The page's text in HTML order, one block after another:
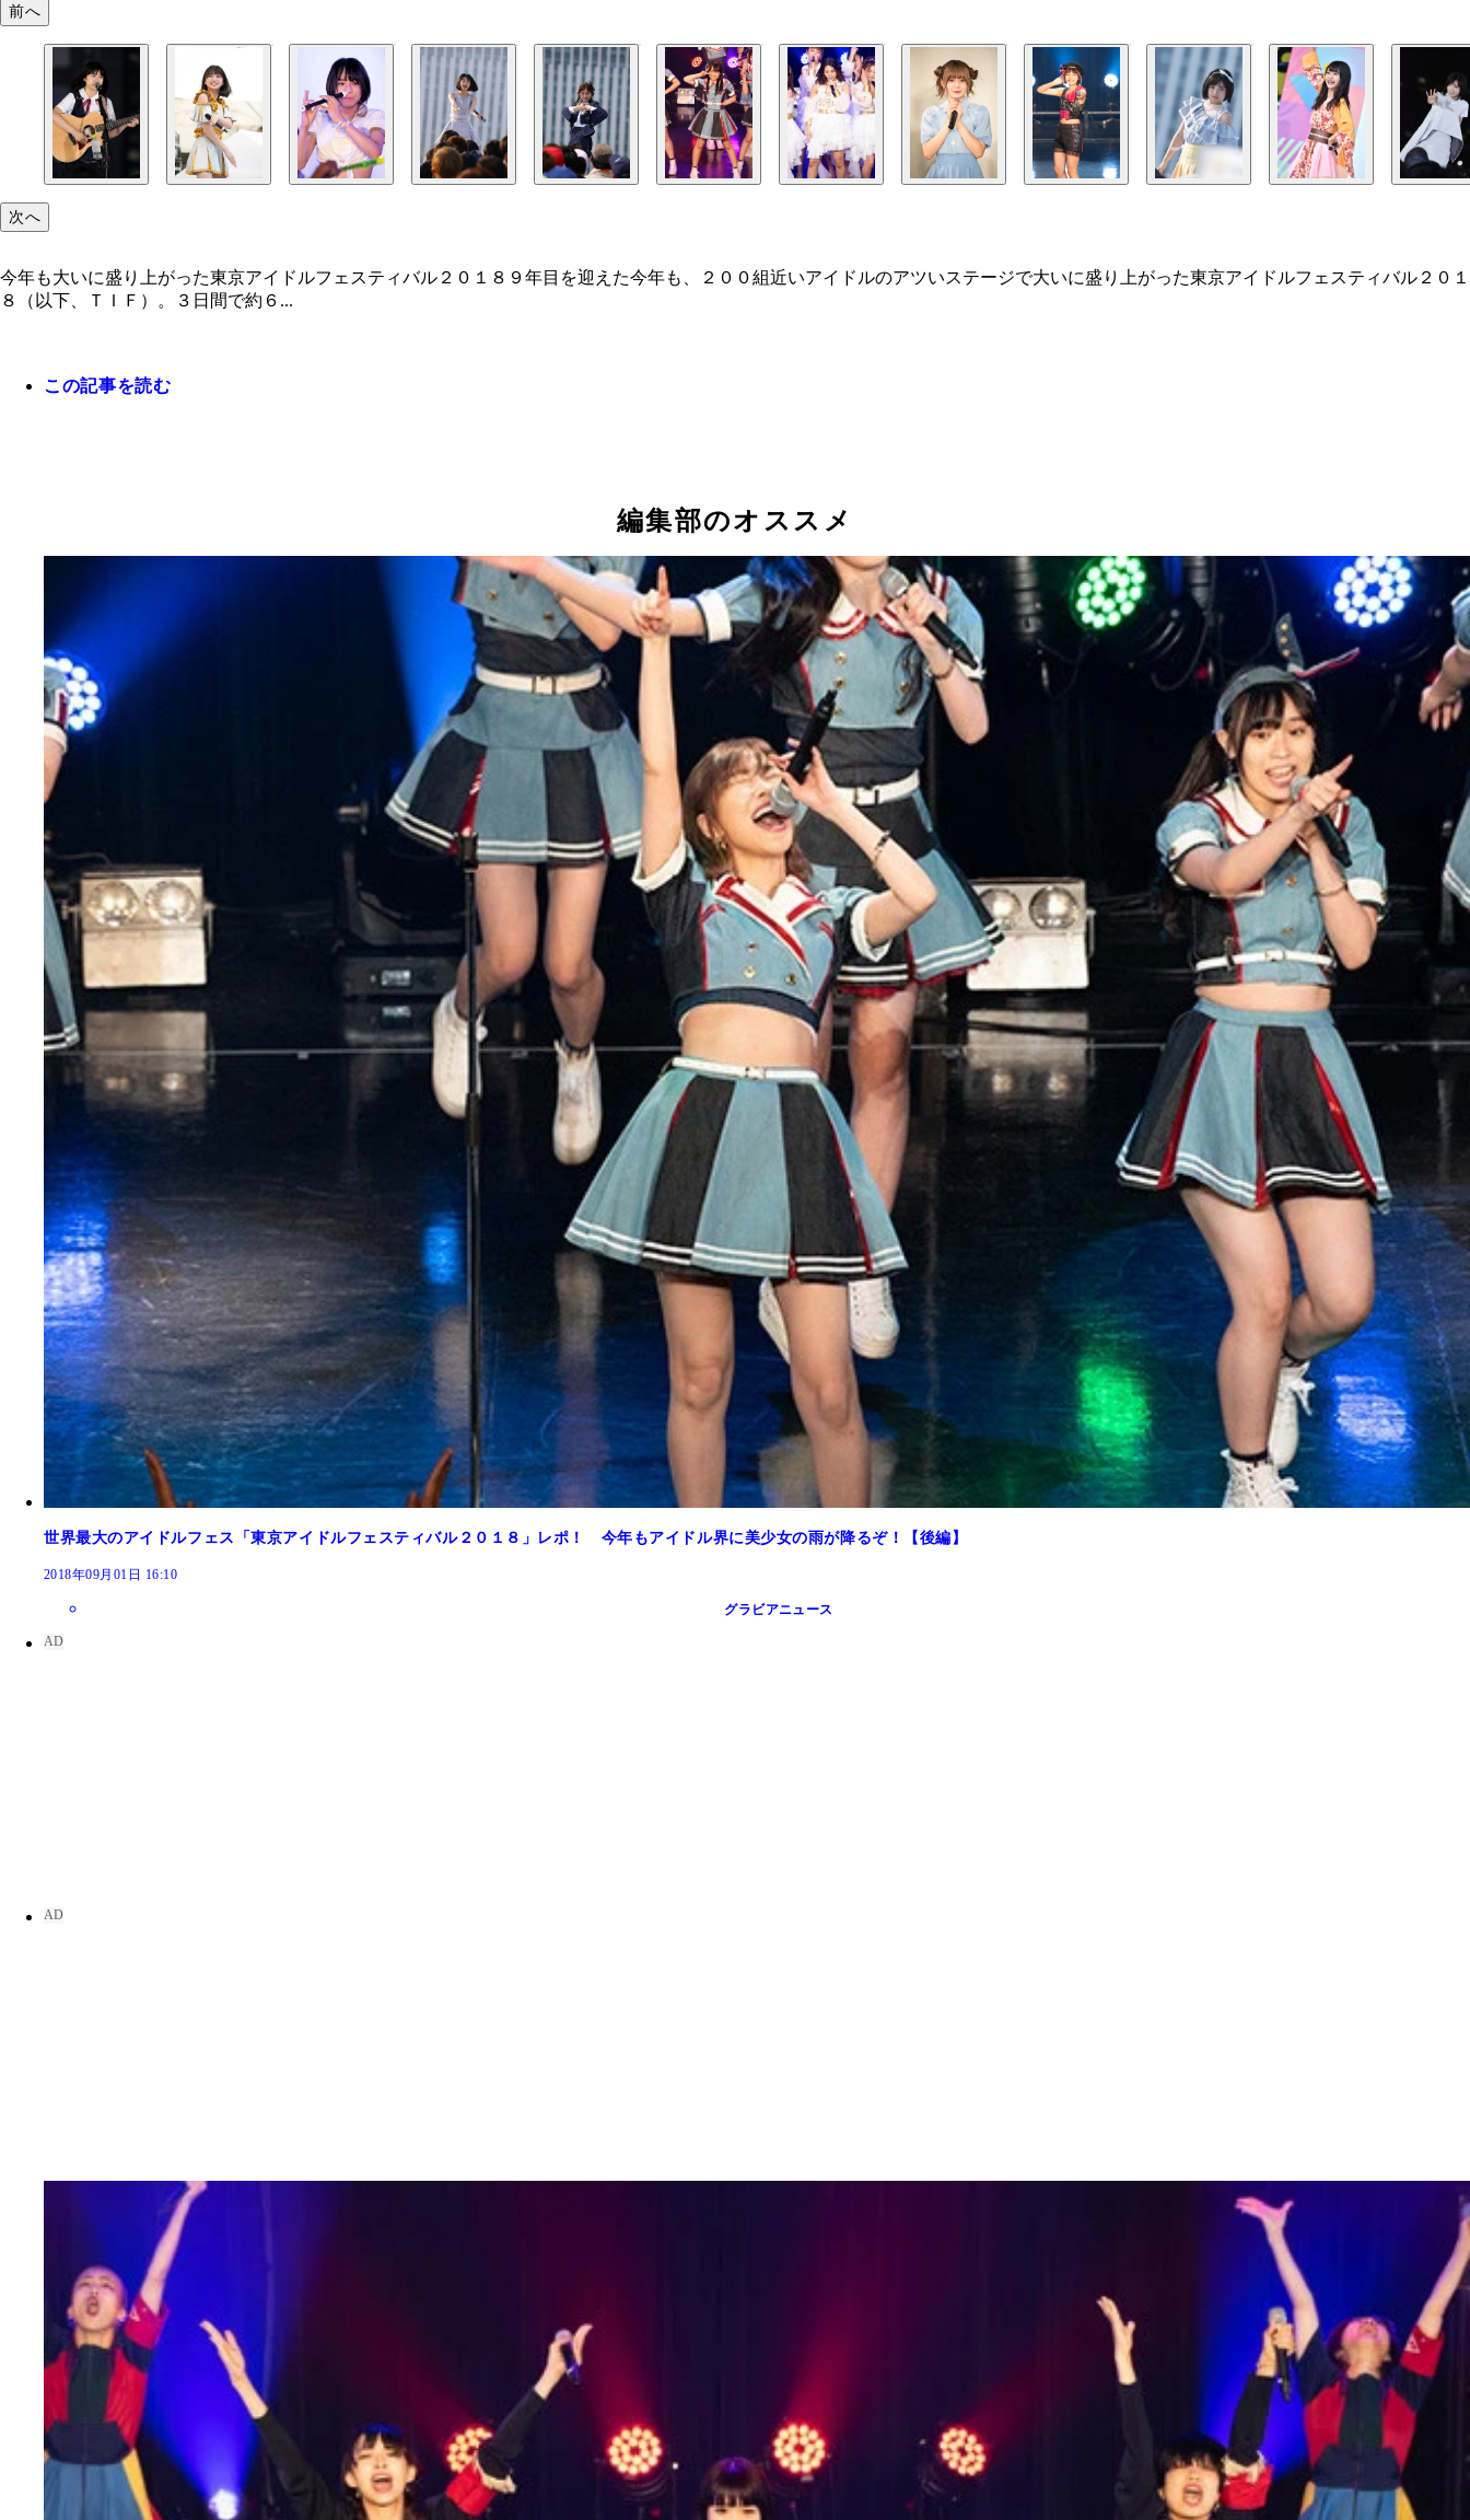
前へ
次へ
今年も大いに盛り上がった東京アイドルフェスティバル２０１８９年目を迎えた今年も、２００組近いアイドルのアツいステージで大いに盛り上がった東京アイドルフェスティバル２０１
８（以下、ＴＩＦ）。３日間で約６...
この記事を読む
編集部のオススメ
世界最大のアイドルフェス「東京アイドルフェスティバル２０１８」レポ！ 今年もアイドル界に美少女の雨が降るぞ！【後編】
2018年09月01日 16:10
グラビアニュース